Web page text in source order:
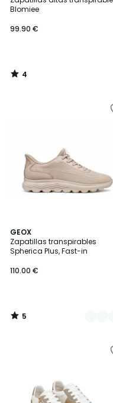
Blomiee
99.90 €
5
4
/
GEOX
Zapatillas transpirables
Spherica Plus, Fast-in
110.00 €
5
/
5
2
Colores
5
/